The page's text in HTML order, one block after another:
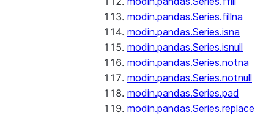
modin.pandas.Series.fillna
modin.pandas.Series.isna
modin.pandas.Series.isnull
modin.pandas.Series.notna
modin.pandas.Series.notnull
modin.pandas.Series.pad
modin.pandas.Series.replace